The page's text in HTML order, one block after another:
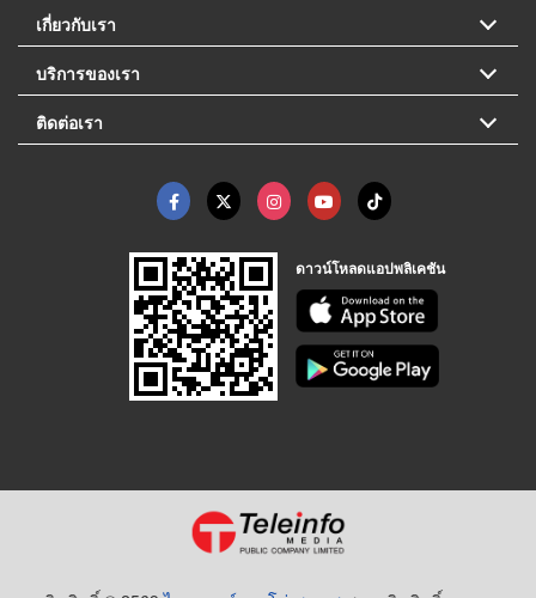
เกี่ยวกับเรา
บริการของเรา
ติดต่อเรา
ดาวน์โหลดแอปพลิเคชัน